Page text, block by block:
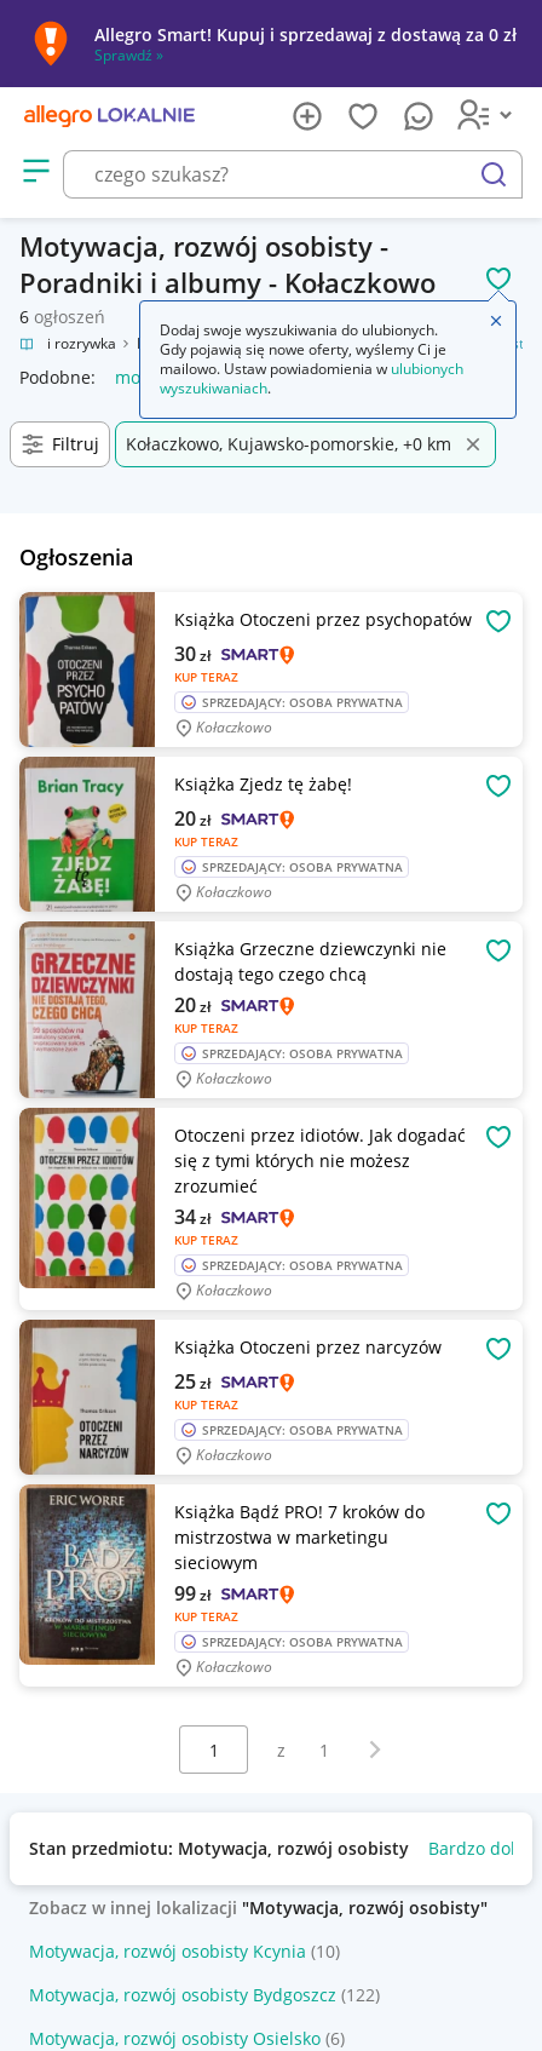
Allegro Smart! Kupuj i sprzedawaj z dostawą za 0 zł
Sprawdź »
Otwórz menu z kategoriami
szukaj
Motywacja, rozwój osobisty -
Poradniki i albumy - Kołaczkowo
6 ogłoszeń
i rozrywka Książki Poradniki i albumy Motywacja, rozwój osobisty
Podobne: motywacja rozwój osobisty
Filtruj Kołaczkowo, Kujawsko-pomorskie, +0 km
Ogłoszenia
Książka Otoczeni przez psychopatów
KUP TERAZ
30zł
SPRZEDAJĄCY: OSOBA PRYWATNA
Kołaczkowo
Książka Zjedz tę żabę!
KUP TERAZ
20zł
SPRZEDAJĄCY: OSOBA PRYWATNA
Kołaczkowo
Książka Grzeczne dziewczynki nie
dostają tego czego chcą
KUP TERAZ
20zł
SPRZEDAJĄCY: OSOBA PRYWATNA
Kołaczkowo
Otoczeni przez idiotów. Jak dogadać
się z tymi których nie możesz
zrozumieć
KUP TERAZ
34zł
SPRZEDAJĄCY: OSOBA PRYWATNA
Kołaczkowo
Książka Otoczeni przez narcyzów
KUP TERAZ
25zł
SPRZEDAJĄCY: OSOBA PRYWATNA
Kołaczkowo
Książka Bądź PRO! 7 kroków do
mistrzostwa w marketingu
sieciowym
KUP TERAZ
99zł
SPRZEDAJĄCY: OSOBA PRYWATNA
Kołaczkowo
Wybierz stronę:
z 1 Następna strona
Stan przedmiotu: Motywacja, rozwój osobisty Bardzo dobry
Zobacz w innej lokalizacji "Motywacja, rozwój osobisty"
Motywacja, rozwój osobisty Kcynia (10)
Motywacja, rozwój osobisty Bydgoszcz (122)
Motywacja, rozwój osobisty Osielsko (6)
Dodaj swoje wyszukiwania do ulubionych.
Gdy pojawią się nowe oferty, wyślemy Ci je
mailowo. Ustaw powiadomienia w ulubionych
wyszukiwaniach.